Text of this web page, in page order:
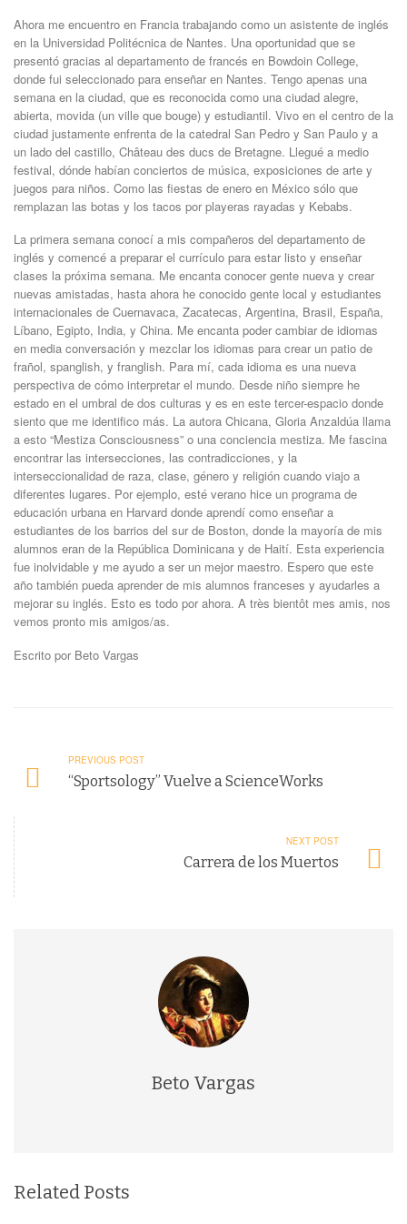
Ahora me encuentro en Francia trabajando como un asistente de inglés
en la Universidad Politécnica de Nantes. Una oportunidad que se
presentó gracias al departamento de francés en Bowdoin College,
donde fui seleccionado para enseñar en Nantes. Tengo apenas una
semana en la ciudad, que es reconocida como una ciudad alegre,
abierta, movida (un ville que bouge) y estudiantil. Vivo en el centro de la
ciudad justamente enfrenta de la catedral San Pedro y San Paulo y a
un lado del castillo, Château des ducs de Bretagne. Llegué a medio
festival, dónde habían conciertos de música, exposiciones de arte y
juegos para niños. Como las fiestas de enero en México sólo que
remplazan las botas y los tacos por playeras rayadas y Kebabs.
La primera semana conocí a mis compañeros del departamento de
inglés y comencé a preparar el currículo para estar listo y enseñar
clases la próxima semana. Me encanta conocer gente nueva y crear
nuevas amistadas, hasta ahora he conocido gente local y estudiantes
internacionales de Cuernavaca, Zacatecas, Argentina, Brasil, España,
Líbano, Egipto, India, y China. Me encanta poder cambiar de idiomas
en media conversación y mezclar los idiomas para crear un patio de
frañol, spanglish, y franglish. Para mí, cada idioma es una nueva
perspectiva de cómo interpretar el mundo. Desde niño siempre he
estado en el umbral de dos culturas y es en este tercer-espacio donde
siento que me identifico más. La autora Chicana, Gloria Anzaldúa llama
a esto “Mestiza Consciousness” o una conciencia mestiza. Me fascina
encontrar las intersecciones, las contradicciones, y la
interseccionalidad de raza, clase, género y religión cuando viajo a
diferentes lugares. Por ejemplo, esté verano hice un programa de
educación urbana en Harvard donde aprendí como enseñar a
estudiantes de los barrios del sur de Boston, donde la mayoría de mis
alumnos eran de la República Dominicana y de Haití. Esta experiencia
fue inolvidable y me ayudo a ser un mejor maestro. Espero que este
año también pueda aprender de mis alumnos franceses y ayudarles a
mejorar su inglés. Esto es todo por ahora. A très bientôt mes amis, nos
vemos pronto mis amigos/as.
Escrito por Beto Vargas
PREVIOUS POST
“Sportsology” Vuelve a ScienceWorks
NEXT POST
Carrera de los Muertos
Beto Vargas
Related Posts